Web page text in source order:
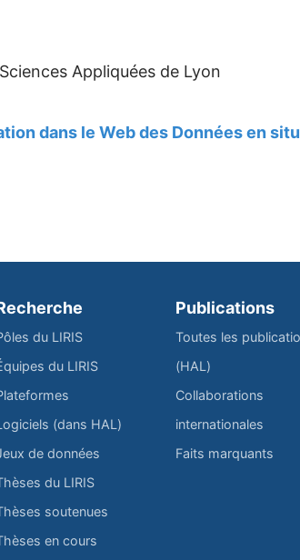
Appliquées de Lyon
dans le Web des Données en
du LIRIS
du LIRIS
(dans HAL)
de données
du LIRIS
soutenues
en cours
Publications
Toutes les
(HAL)
Collaborations
internationales
Faits marquants